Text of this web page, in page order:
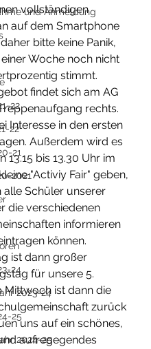
und Anmeldung
22
22
21
2021
24
2023-24
25
2024-25
vollständigen
auf dem Smartphone
bitte keine Panik,
Woche noch nicht
stimmt.
findet sich am AG
rechts.
Interesse in den ersten
Außerdem wird es
13.15 bis 13.30 Uhr im
"Activiy Fair" geben,
alle Schüler unserer
die verschiedenen
informieren
können.
ist dann großer
für unsere 5.
Mittwoch ist dann die
zurück
uns auf ein schönes,
aufregegendes